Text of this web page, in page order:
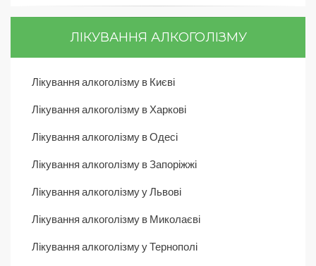
ЛІКУВАННЯ АЛКОГОЛІЗМУ
Лікування алкоголізму в Києві
Лікування алкоголізму в Харкові
Лікування алкоголізму в Одесі
Лікування алкоголізму в Запоріжжі
Лікування алкоголізму у Львові
Лікування алкоголізму в Миколаєві
Лікування алкоголізму у Тернополі